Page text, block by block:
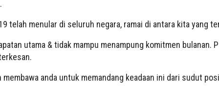
telah menular di seluruh negara, ramai di antara kita yang
utama & tidak mampu menampung komitmen bulanan.
membawa anda untuk memandang keadaan ini dari sudut